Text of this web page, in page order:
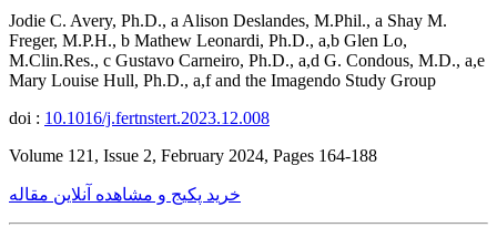
Jodie C. Avery, Ph.D., a Alison Deslandes, M.Phil., a Shay M.
Freger, M.P.H., b Mathew Leonardi, Ph.D., a,b Glen Lo,
M.Clin.Res., c Gustavo Carneiro, Ph.D., a,d G. Condous, M.D., a,e
Mary Louise Hull, Ph.D., a,f and the Imagendo Study Group
doi : 10.1016/j.fertnstert.2023.12.008
Volume 121, Issue 2, February 2024, Pages 164-188
خرید پکیج و مشاهده آنلاین مقاله